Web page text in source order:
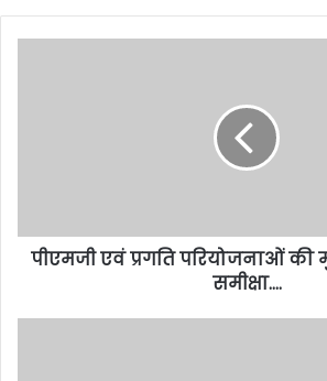
पीएमजी एवं प्रगति परियोजनाओं
समीक्षा….